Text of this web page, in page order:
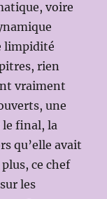
voire
limpidité
rien
vraiment
une
le final, la
qu’elle avait
ce chef
les